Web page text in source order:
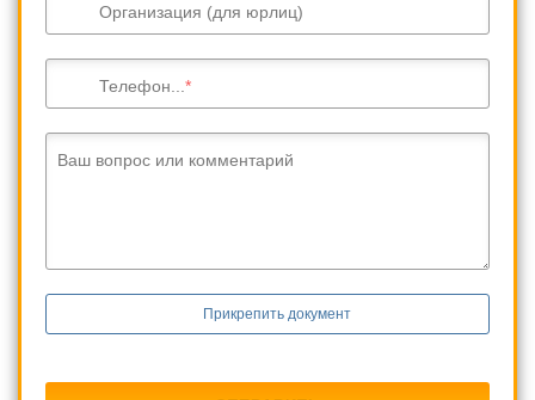
Организация (для юрлиц)
Телефон...
Ваш вопрос или комментарий
Прикрепить документ